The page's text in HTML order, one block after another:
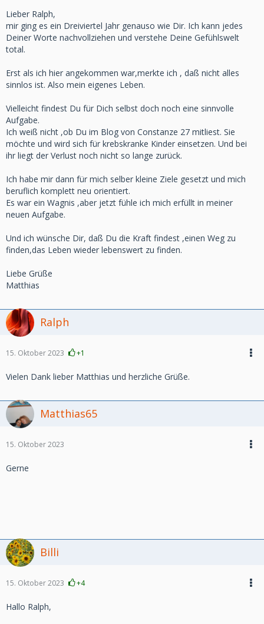
Lieber Ralph,
mir ging es ein Dreiviertel Jahr genauso wie Dir. Ich kann jedes
Deiner Worte nachvollziehen und verstehe Deine Gefühlswelt
total.
Erst als ich hier angekommen war,merkte ich , daß nicht alles
sinnlos ist. Also mein eigenes Leben.
Vielleicht findest Du für Dich selbst doch noch eine sinnvolle
Aufgabe.
Ich weiß nicht ,ob Du im Blog von Constanze 27 mitliest. Sie
möchte und wird sich für krebskranke Kinder einsetzen. Und bei
ihr liegt der Verlust noch nicht so lange zurück.
Ich habe mir dann für mich selber kleine Ziele gesetzt und mich
beruflich komplett neu orientiert.
Es war ein Wagnis ,aber jetzt fühle ich mich erfüllt in meiner
neuen Aufgabe.
Und ich wünsche Dir, daß Du die Kraft findest ,einen Weg zu
finden,das Leben wieder lebenswert zu finden.
Liebe Grüße
Matthias
Ralph
15. Oktober 2023 +1
Vielen Dank lieber Matthias und herzliche Grüße.
Matthias65
15. Oktober 2023
Gerne
Billi
15. Oktober 2023 +4
Hallo Ralph,